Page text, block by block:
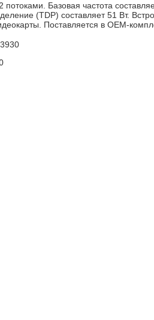
Базовая частота
(TDP) составляет 51 Вт.
Поставляется в OEM-